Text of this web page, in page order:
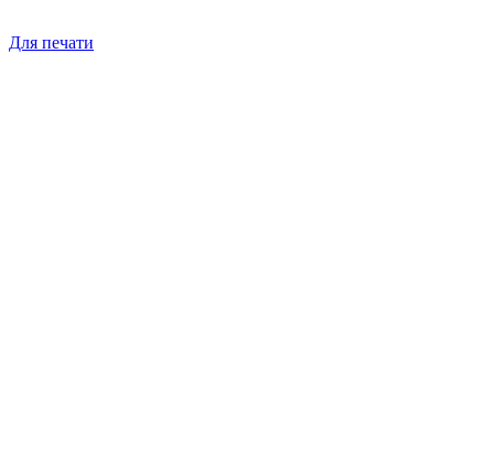
Для печати